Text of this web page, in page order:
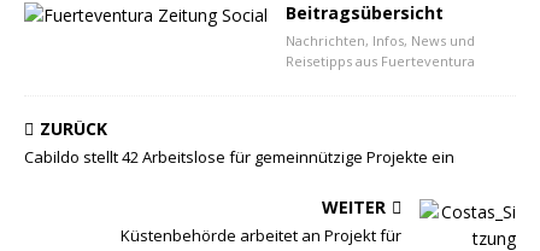
Beitragsübersicht
Nachrichten, Infos, News und
Reisetipps aus Fuerteventura
ZURÜCK
Cabildo stellt 42 Arbeitslose für gemeinnützige Projekte ein
WEITER
Küstenbehörde arbeitet an Projekt für